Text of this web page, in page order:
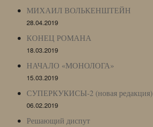
МИХАИЛ ВОЛЬКЕНШТЕЙН
28.04.2019
КОНЕЦ РОМАНА
18.03.2019
НАЧАЛО «МОНОЛОГА»
15.03.2019
СУПЕРКУКИСЫ-2 (новая редакция)
06.02.2019
Решающий диспут